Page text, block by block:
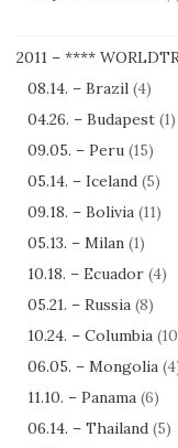
2011 – ****
08.14. – Brazil (4)
04.26. – Budapest (1)
09.05. – Peru (15)
05.14. – Iceland (5)
09.18. – Bolivia (11)
05.13. – Milan (1)
10.18. – Ecuador (4)
05.21. – Russia (8)
10.24. – Columbia
06.05. – Mongolia
11.10. – Panama (6)
06.14. – Thailand (5)